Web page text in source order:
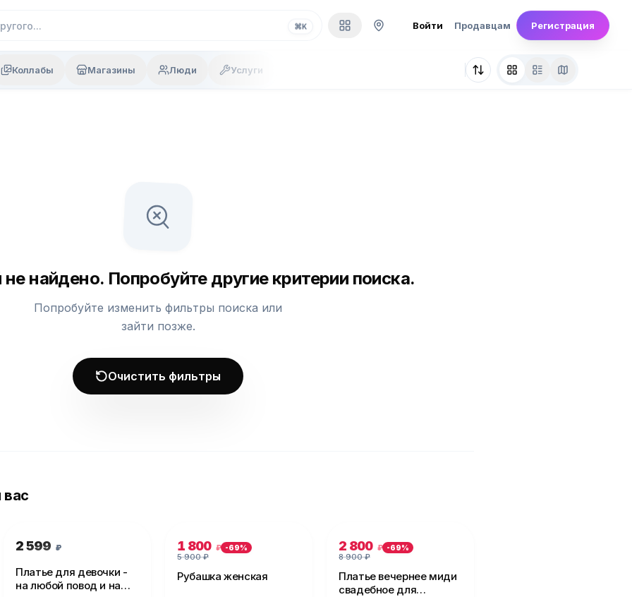
⌘K Войти Продавцам Регистрация
Коллабы Магазины Люди Услуги
найдено. Попробуйте другие критерии поиска.
Попробуйте изменить фильтры поиска или
зайти позже.
Очистить фильтры
2 599 ₽
Платье для девочки -
на любой повод и на
1 800 ₽ -69%
5 900 ₽
Рубашка женская
2 800 ₽ -69%
8 900 ₽
Платье вечернее миди
свадебное для